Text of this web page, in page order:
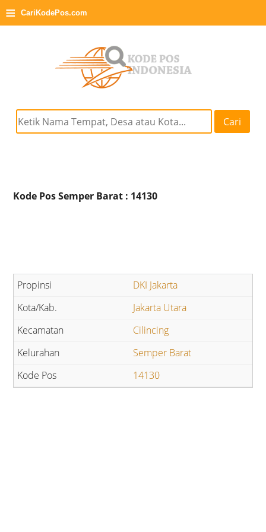
≡ CariKodePos.com
Cari
Kode Pos Semper Barat : 14130
DKI Jakarta
Jakarta Utara
Cilincing
Semper Barat
14130